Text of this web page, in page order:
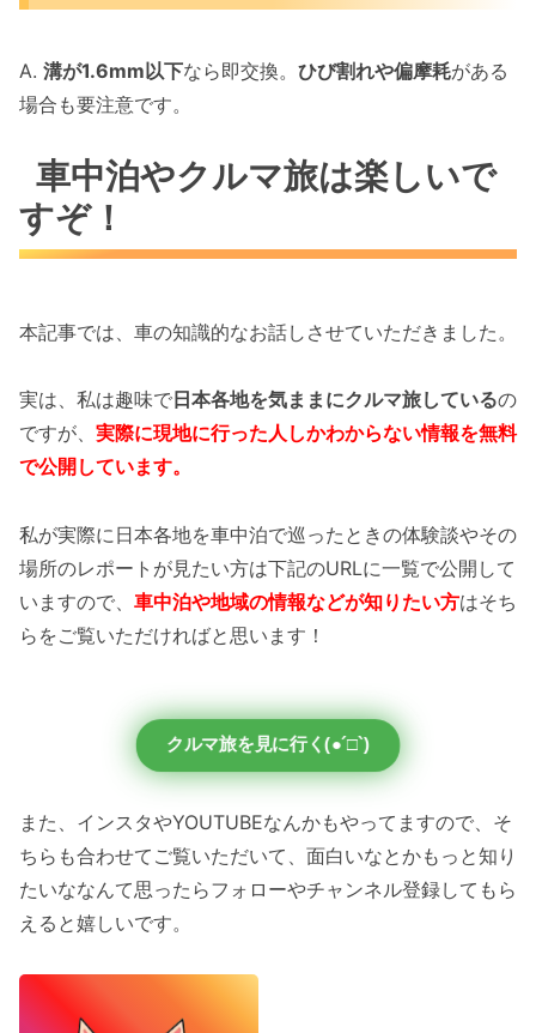
A. 溝が1.6mm以下なら即交換。 ひび割れや偏摩耗がある
場合も要注意です。
車中泊やクルマ旅は楽しいで
すぞ！
本記事では、車の知識的なお話しさせていただきました。
実は、私は趣味で日本各地を気ままにクルマ旅しているの
ですが、 実際に現地に行った人しかわからない情報を無料
で公開しています。
私が実際に日本各地を車中泊で巡ったときの体験談やその
場所のレポートが見たい方は下記のURLに一覧で公開して
いますので、 車中泊や地域の情報などが知りたい方はそち
らをご覧いただければと思います！
クルマ旅を見に行く(●´□`)
また、インスタやYOUTUBEなんかもやってますので、そ
ちらも合わせてご覧いただいて、面白いなとかもっと知り
たいななんて思ったらフォローやチャンネル登録してもら
えると嬉しいです。